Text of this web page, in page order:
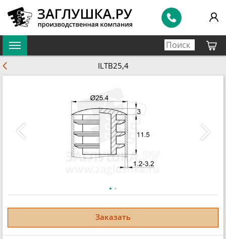
ILTB25,4
Заказать